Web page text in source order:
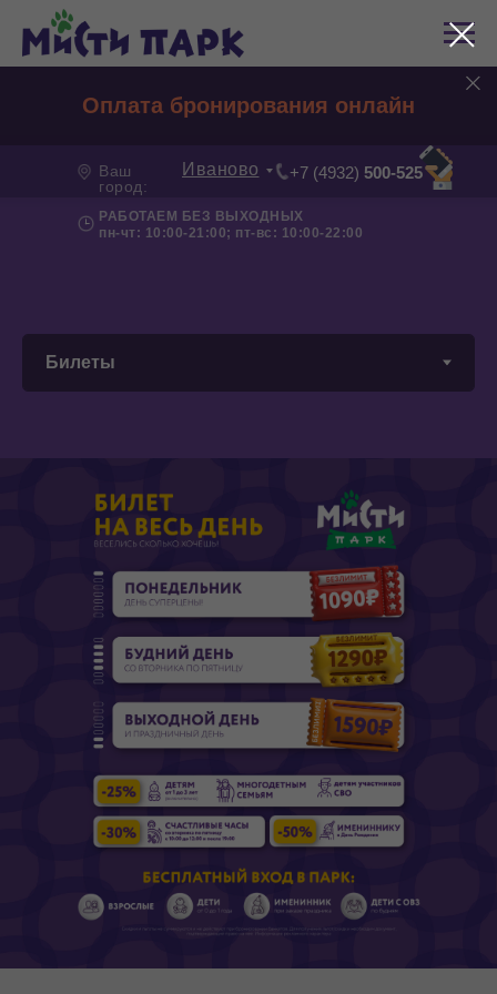
Оплата бронирования онлайн
РАБОТАЕМ БЕЗ ВЫХОДНЫХ
пн-чт: 10:00-21:00; пт-вс: 10:00-22:00
Ваш
город:
Иваново +7 (4932) 500-525
Подарочные карты
Мисти Парка
Подарите ребёнку эмоции и
впечатления!
3 номинала подарочных
карт:
• На оплату входного билета •
КУПИТЬ ПОДАРОЧНУЮ КАРТУ